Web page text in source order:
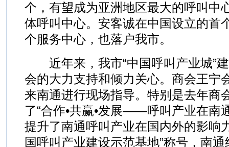
个，有望成为亚洲地区最大的呼叫中
体呼叫中心。安客诚在中国设立的首
个服务中心，也落户我市。
近年来，我市“中国呼叫产业城”
会的大力支持和倾力关心。商会王宁
来南通进行现场指导。特别是去年商
了“合作•共赢•发展——呼叫产业在南
提升了南通呼叫产业在国内外的影响
国呼叫产业建设示范基地”称号，南